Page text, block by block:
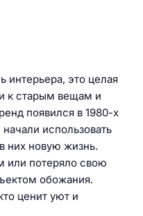
интерьера, это целая
к старым вещам и
появился в 1980-х
использовать
них новую жизнь.
или потеряло свою
обожания.
ценит уют и